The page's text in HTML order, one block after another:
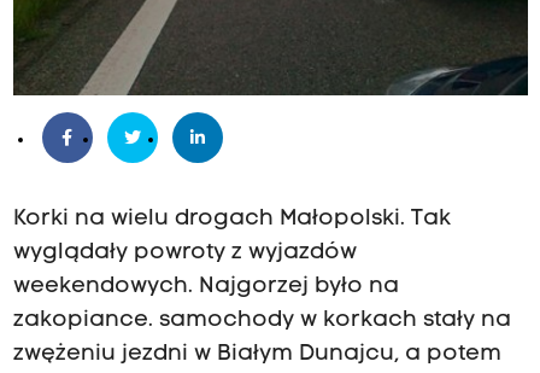
Korki na wielu drogach Małopolski. Tak
wyglądały powroty z wyjazdów
weekendowych. Najgorzej było na
zakopiance. samochody w korkach stały na
zwężeniu jezdni w Białym Dunajcu, a potem